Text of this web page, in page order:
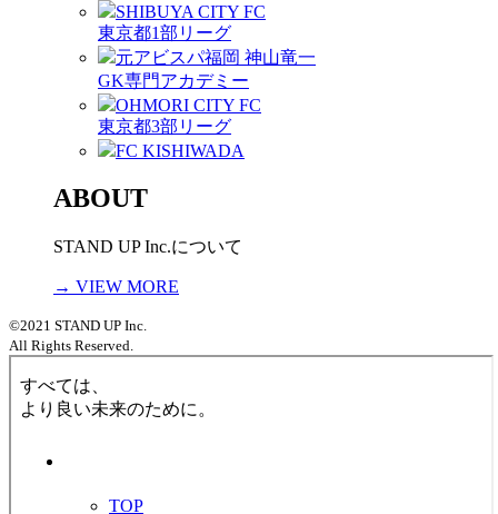
SHIBUYA CITY FC
東京都1部リーグ
元アビスパ福岡 神山竜一
GK専門アカデミー
OHMORI CITY FC
東京都3部リーグ
FC KISHIWADA
ABOUT
STAND UP Inc.について
→ VIEW MORE
©2021 STAND UP Inc.
All Rights Reserved.